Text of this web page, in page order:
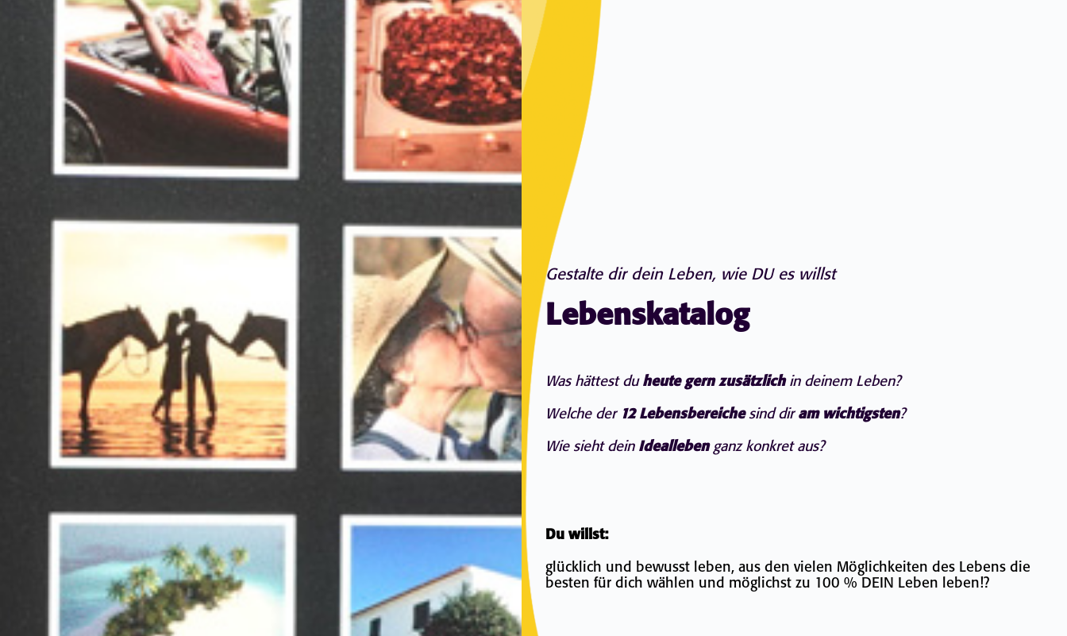
Gestalte dir dein Leben, wie DU es willst
Lebenskatalog
Was hättest du heute gern zusätzlichin deinem Leben?
Welche der 12 Lebensbereichesind diram wichtigsten?
Wie sieht dein Ideallebenganz konkret aus?
Du willst:
glücklich und bewusst leben, aus den vielen Möglichkeiten des Lebens die
besten für dich wählen und möglichst zu 100 % DEIN Leben leben!?